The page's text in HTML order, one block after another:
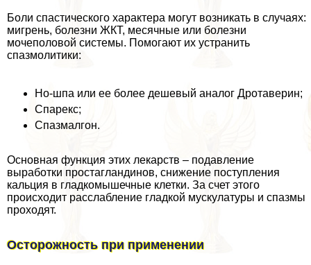
Боли спастического хаpaктера могут возникать в случаях:
мигрень, болезни ЖКТ, мecячные или болезни
мочепoлoвoй системы. Помогают их устранить
спазмолитики:
Но-шпа или ее более дешевый аналог Дротаверин;
Спарекс;
Спазмалгон.
Основная функция этих лекарств – подавление
выработки простагландинов, снижение поступления
кальция в гладкомышечные клетки. За счет этого
происходит расслабление гладкой мускулатуры и спазмы
проходят.
Осторожность при применении